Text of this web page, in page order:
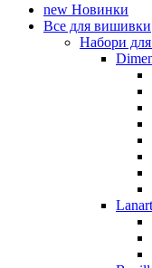
new Новинки
Все для вишивки
Набори